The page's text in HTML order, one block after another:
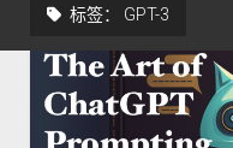
标签： GPT-3